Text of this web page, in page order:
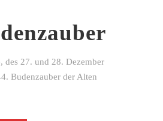
des 27. und 28. Dezember
Budenzauber der Alten